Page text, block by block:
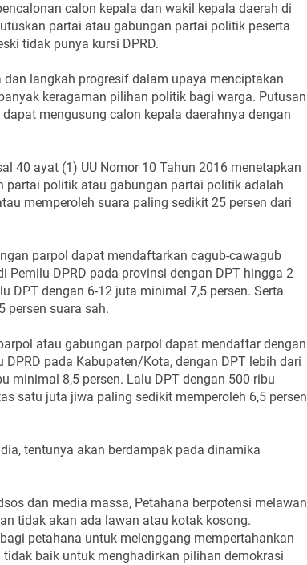
calon kepala dan wakil kepala daerah di
partai atau gabungan partai politik peserta
tidak punya kursi DPRD.
langkah progresif dalam upaya menciptakan
keragaman pilihan politik bagi warga. Putusan
mengusung calon kepala daerahnya dengan
40 ayat (1) UU Nomor 10 Tahun 2016 menetapkan
partai politik atau gabungan partai politik adalah
memperoleh suara paling sedikit 25 persen dari
parpol dapat mendaftarkan cagub-cawagub
DPRD pada provinsi dengan DPT hingga 2
DPT dengan 6-12 juta minimal 7,5 persen. Serta
persen suara sah.
atau gabungan parpol dapat mendaftar dengan
pada Kabupaten/Kota, dengan DPT lebih dari
minimal 8,5 persen. Lalu DPT dengan 500 ribu
satu juta jiwa paling sedikit memperoleh 6,5 persen
tentunya akan berdampak pada dinamika
dan media massa, Petahana berpotensi melawan
tidak akan ada lawan atau kotak kosong.
petahana untuk melenggang mempertahankan
baik untuk menghadirkan pilihan demokrasi